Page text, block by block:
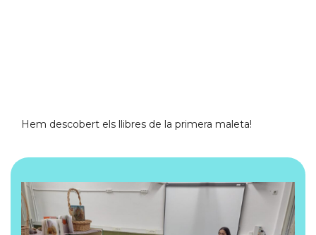
Hem descobert els llibres de la primera maleta!